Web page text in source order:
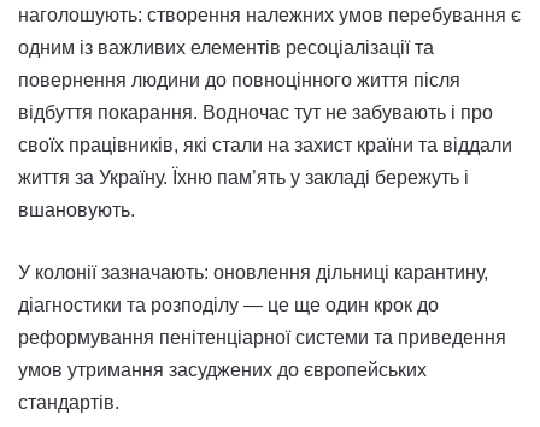
наголошують: створення належних умов перебування є
одним із важливих елементів ресоціалізації та
повернення людини до повноцінного життя після
відбуття покарання. Водночас тут не забувають і про
своїх працівників, які стали на захист країни та віддали
життя за Україну. Їхню пам’ять у закладі бережуть і
вшановують.
У колонії зазначають: оновлення дільниці карантину,
діагностики та розподілу — це ще один крок до
реформування пенітенціарної системи та приведення
умов утримання засуджених до європейських
стандартів.